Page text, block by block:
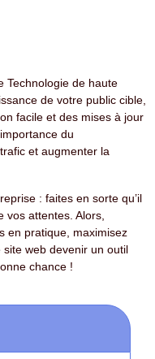
Technologie de haute
de votre public cible,
facile et des mises à jour
du
et augmenter la
: faites en sorte qu’il
vos attentes. Alors,
en pratique, maximisez
web devenir un outil
chance !